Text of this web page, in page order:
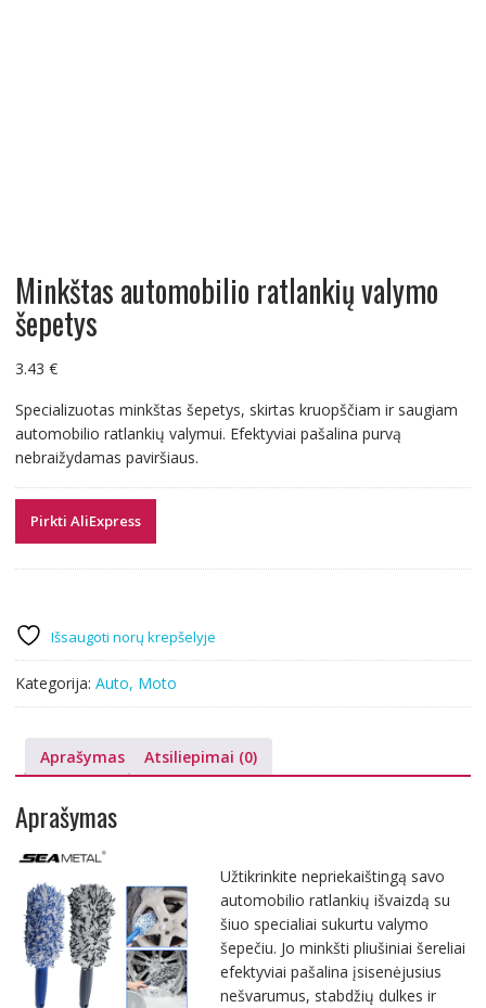
Minkštas automobilio ratlankių valymo
šepetys
3.43 €
Specializuotas minkštas šepetys, skirtas kruopščiam ir saugiam
automobilio ratlankių valymui. Efektyviai pašalina purvą
nebraižydamas paviršiaus.
Pirkti AliExpress
Išsaugoti norų krepšelyje
Kategorija: Auto, Moto
Aprašymas Atsiliepimai (0)
Aprašymas
Užtikrinkite nepriekaištingą savo
automobilio ratlankių išvaizdą su
šiuo specialiai sukurtu valymo
šepečiu. Jo minkšti pliušiniai šereliai
efektyviai pašalina įsisenėjusius
nešvarumus, stabdžių dulkes ir